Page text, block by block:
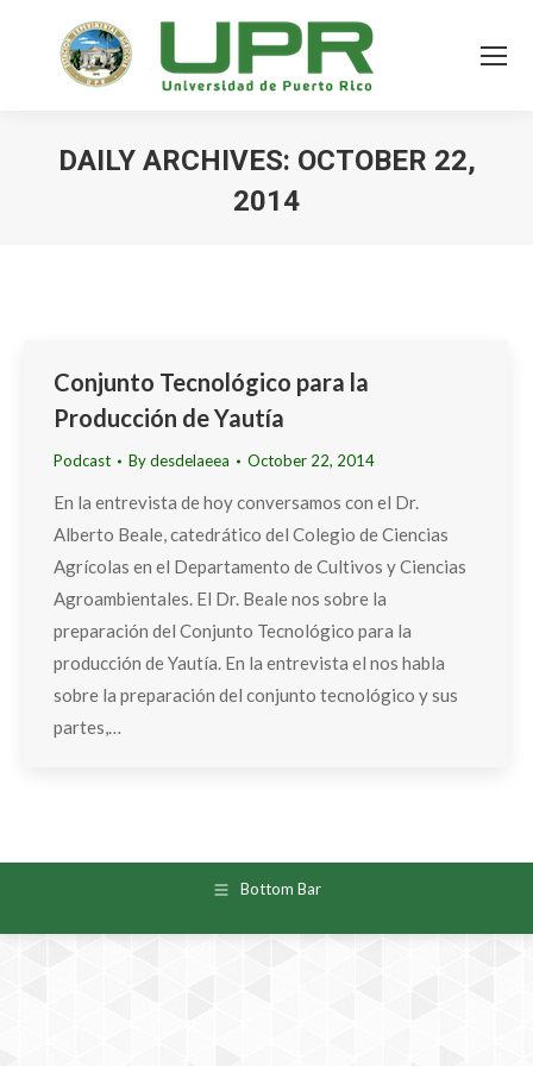
DAILY ARCHIVES: OCTOBER 22,
2014
Conjunto Tecnológico para la
Producción de Yautía
Podcast Bydesdelaeea October 22, 2014
En la entrevista de hoy conversamos con el Dr.
Alberto Beale, catedrático del Colegio de Ciencias
Agrícolas en el Departamento de Cultivos y Ciencias
Agroambientales. El Dr. Beale nos sobre la
preparación del Conjunto Tecnológico para la
producción de Yautía. En la entrevista el nos habla
sobre la preparación del conjunto tecnológico y sus
partes,…
Bottom Bar